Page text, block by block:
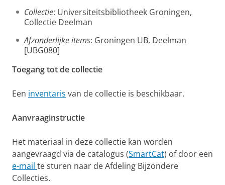
Collectie: Universiteitsbibliotheek Groningen,
Collectie Deelman
Afzonderlijke items: Groningen UB, Deelman
[UBG080]
Toegang tot de collectie
Een inventaris van de collectie is beschikbaar.
Aanvraaginstructie
Het materiaal in deze collectie kan worden
aangevraagd via de catalogus (SmartCat) of door een
e-mail te sturen naar de Afdeling Bijzondere
Collecties.